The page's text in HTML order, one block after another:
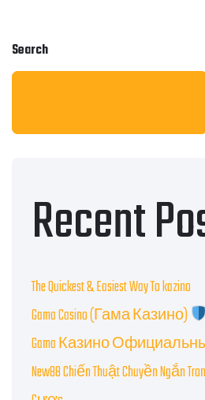
Search
Recent
The Quickest & Easiest Way To kazino
Gama Casino (Гама Казино)
Gama Казино
New88 Chiến Thuật Chuyền Ngắn